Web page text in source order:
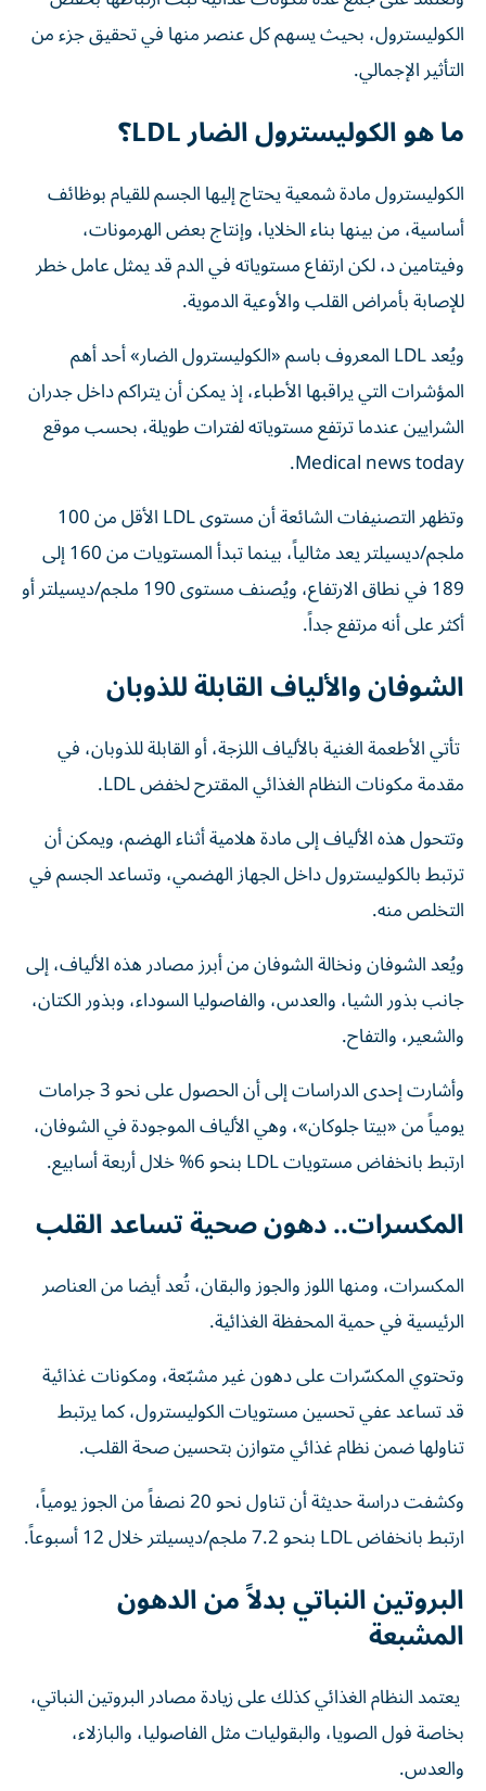
الكوليسترول، بحيث يسهم كل عنصر منها في تحقيق جزء من
التأثير الإجمالي.
ما هو الكوليسترول الضار LDL؟
الكوليسترول مادة شمعية يحتاج إليها الجسم للقيام بوظائف
أساسية، من بينها بناء الخلايا، وإنتاج بعض الهرمونات،
وفيتامين د، لكن ارتفاع مستوياته في الدم قد يمثل عامل خطر
للإصابة بأمراض القلب والأوعية الدموية.
ويُعد LDL المعروف باسم «الكوليسترول الضار» أحد أهم
المؤشرات التي يراقبها الأطباء، إذ يمكن أن يتراكم داخل جدران
الشرايين عندما ترتفع مستوياته لفترات طويلة، بحسب موقع
Medical news today.
وتظهر التصنيفات الشائعة أن مستوى LDL الأقل من 100
ملجم/ديسيلتر يعد مثالياً، بينما تبدأ المستويات من 160 إلى
189 في نطاق الارتفاع، ويُصنف مستوى 190 ملجم/ديسيلتر أو
أكثر على أنه مرتفع جداً.
الشوفان والألياف القابلة للذوبان
تأتي الأطعمة الغنية بالألياف اللزجة، أو القابلة للذوبان، في
مقدمة مكونات النظام الغذائي المقترح لخفض LDL.
وتتحول هذه الألياف إلى مادة هلامية أثناء الهضم، ويمكن أن
ترتبط بالكوليسترول داخل الجهاز الهضمي، وتساعد الجسم في
التخلص منه.
ويُعد الشوفان ونخالة الشوفان من أبرز مصادر هذه الألياف، إلى
جانب بذور الشيا، والعدس، والفاصوليا السوداء، وبذور الكتان،
والشعير، والتفاح.
وأشارت إحدى الدراسات إلى أن الحصول على نحو 3 جرامات
يومياً من «بيتا جلوكان»، وهي الألياف الموجودة في الشوفان،
ارتبط بانخفاض مستويات LDL بنحو 6% خلال أربعة أسابيع.
المكسرات.. دهون صحية تساعد القلب
المكسرات، ومنها اللوز والجوز والبقان، تُعد أيضا من العناصر
الرئيسية في حمية المحفظة الغذائية.
وتحتوي المكسّرات على دهون غير مشبّعة، ومكونات غذائية
قد تساعد عفي تحسين مستويات الكوليسترول، كما يرتبط
تناولها ضمن نظام غذائي متوازن بتحسين صحة القلب.
وكشفت دراسة حديثة أن تناول نحو 20 نصفاً من الجوز يومياً،
ارتبط بانخفاض LDL بنحو 7.2 ملجم/ديسيلتر خلال 12 أسبوعاً.
البروتين النباتي بدلاً من الدهون
المشبعة
يعتمد النظام الغذائي كذلك على زيادة مصادر البروتين النباتي،
بخاصة فول الصويا، والبقوليات مثل الفاصوليا، والبازلاء،
والعدس.